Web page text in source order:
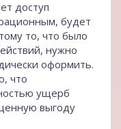
доступ
будет
то, что было
нужно
оформить.
что
ущерб
выгоду